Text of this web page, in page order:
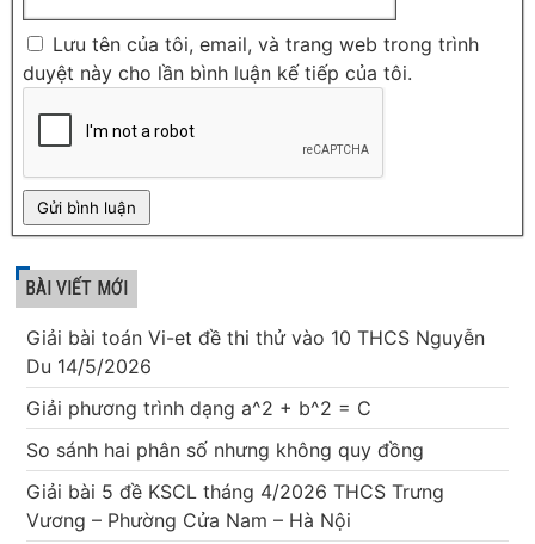
Lưu tên của tôi, email, và trang web trong trình
duyệt này cho lần bình luận kế tiếp của tôi.
BÀI VIẾT MỚI
Giải bài toán Vi-et đề thi thử vào 10 THCS Nguyễn
Du 14/5/2026
Giải phương trình dạng a^2 + b^2 = C
So sánh hai phân số nhưng không quy đồng
Giải bài 5 đề KSCL tháng 4/2026 THCS Trưng
Vương – Phường Cửa Nam – Hà Nội